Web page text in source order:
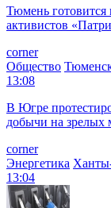
Тюмень
активистов
corner
Общество
13:08
В Югре
добычи на зрелых
corner
Энергетика
13:04